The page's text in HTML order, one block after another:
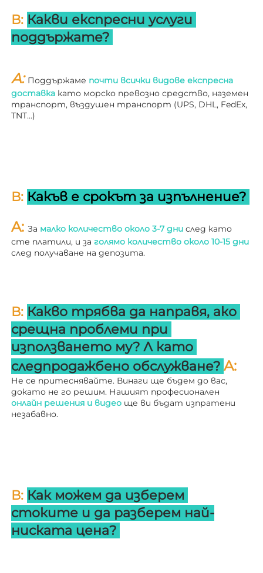
В: Какви експресни услуги
поддържате?
A: Поддържаме почти всички видове експресна
доставка като морско превозно средство, наземен
транспорт, въздушен транспорт (UPS, DHL, FedEx,
TNT…)
В: Какъв е срокът за изпълнение?
A: За малко количество около 3-7 дни след като
сте платили, и за
след получаване на депозита.
В: Какво трябва да направя, ако
срещна проблеми при
използването му? Л като
следпродажбено обслужване?
Не се притеснявайте. Винаги ще бъдем до вас,
онлайн решения и видео ще ви бъдат изпратени
незабавно.
В: Как можем да изберем
стоките и да разберем най-
ниската цена?